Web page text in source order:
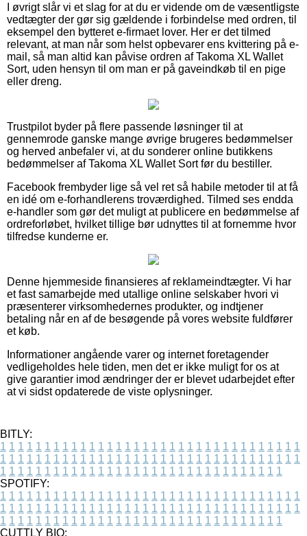
I øvrigt slår vi et slag for at du er vidende om de væsentligste
vedtægter der gør sig gældende i forbindelse med ordren, til
eksempel den bytteret e-firmaet lover. Her er det tilmed
relevant, at man når som helst opbevarer ens kvittering på e-
mail, så man altid kan påvise ordren af Takoma XL Wallet
Sort, uden hensyn til om man er på gaveindkøb til en pige
eller dreng.
Trustpilot byder på flere passende løsninger til at
gennemrode ganske mange øvrige brugeres bedømmelser
og herved anbefaler vi, at du sonderer online butikkens
bedømmelser af Takoma XL Wallet Sort før du bestiller.
Facebook frembyder lige så vel ret så habile metoder til at få
en idé om e-forhandlerens troværdighed. Tilmed ses endda
e-handler som gør det muligt at publicere en bedømmelse af
ordreforløbet, hvilket tillige bør udnyttes til at fornemme hvor
tilfredse kunderne er.
Denne hjemmeside finansieres af reklameindtægter. Vi har
et fast samarbejde med utallige online selskaber hvori vi
præsenterer virksomhedernes produkter, og indtjener
betaling når en af de besøgende på vores website fuldfører
et køb.
Informationer angående varer og internet foretagender
vedligeholdes hele tiden, men det er ikke muligt for os at
give garantier imod ændringer der er blevet udarbejdet efter
at vi sidst opdaterede de viste oplysninger.
BITLY:
1 1 1 1 1 1 1 1 1 1 1 1 1 1 1 1 1 1 1 1 1 1 1 1 1 1 1 1 1 1 1 1 1 1
1 1 1 1 1 1 1 1 1 1 1 1 1 1 1 1 1 1 1 1 1 1 1 1 1 1 1 1 1 1 1 1 1 1
1 1 1 1 1 1 1 1 1 1 1 1 1 1 1 1 1 1 1 1 1 1 1 1 1 1 1 1 1 1 1 1
SPOTIFY:
1 1 1 1 1 1 1 1 1 1 1 1 1 1 1 1 1 1 1 1 1 1 1 1 1 1 1 1 1 1 1 1 1 1
1 1 1 1 1 1 1 1 1 1 1 1 1 1 1 1 1 1 1 1 1 1 1 1 1 1 1 1 1 1 1 1 1 1
1 1 1 1 1 1 1 1 1 1 1 1 1 1 1 1 1 1 1 1 1 1 1 1 1 1 1 1 1 1 1 1
CUTTLY BIO: